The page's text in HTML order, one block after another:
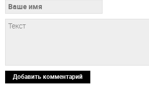
Добавить комментарий